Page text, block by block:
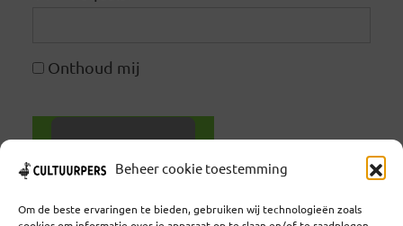
Beheer cookie toestemming
Om de beste ervaringen te bieden, gebruiken wij technologieën zoals
Onthoud mij